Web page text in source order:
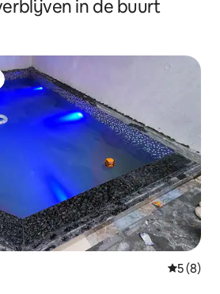
in de buurt
5 (8)